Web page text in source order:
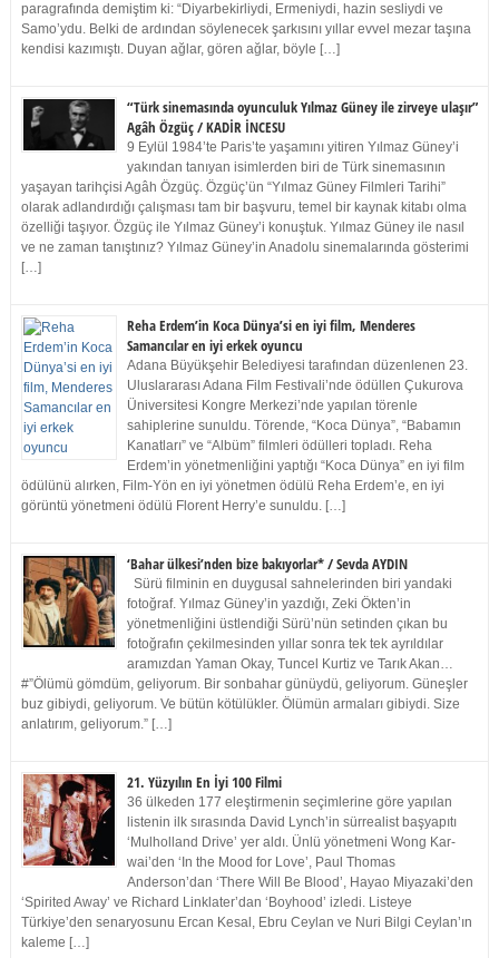
paragrafında demiştim ki: “Diyarbekirliydi, Ermeniydi, hazin sesliydi ve
Samo’ydu. Belki de ardından söylenecek şarkısını yıllar evvel mezar taşına
kendisi kazımıştı. Duyan ağlar, gören ağlar, böyle […]
“Türk sinemasında oyunculuk Yılmaz Güney ile zirveye ulaşır”
Agâh Özgüç / KADİR İNCESU
9 Eylül 1984’te Paris’te yaşamını yitiren Yılmaz Güney’i
yakından tanıyan isimlerden biri de Türk sinemasının
yaşayan tarihçisi Agâh Özgüç. Özgüç’ün “Yılmaz Güney Filmleri Tarihi”
olarak adlandırdığı çalışması tam bir başvuru, temel bir kaynak kitabı olma
özelliği taşıyor. Özgüç ile Yılmaz Güney’i konuştuk. Yılmaz Güney ile nasıl
ve ne zaman tanıştınız? Yılmaz Güney’in Anadolu sinemalarında gösterimi
[…]
Reha Erdem’in Koca Dünya’si en iyi film, Menderes
Samancılar en iyi erkek oyuncu
Adana Büyükşehir Belediyesi tarafından düzenlenen 23.
Uluslararası Adana Film Festivali’nde ödüllen Çukurova
Üniversitesi Kongre Merkezi’nde yapılan törenle
sahiplerine sunuldu. Törende, “Koca Dünya”, “Babamın
Kanatları” ve “Albüm” filmleri ödülleri topladı. Reha
Erdem’in yönetmenliğini yaptığı “Koca Dünya” en iyi film
ödülünü alırken, Film-Yön en iyi yönetmen ödülü Reha Erdem’e, en iyi
görüntü yönetmeni ödülü Florent Herry’e sunuldu. […]
‘Bahar ülkesi’nden bize bakıyorlar* / Sevda AYDIN
Sürü filminin en duygusal sahnelerinden biri yandaki
fotoğraf. Yılmaz Güney’in yazdığı, Zeki Ökten’in
yönetmenliğini üstlendiği Sürü’nün setinden çıkan bu
fotoğrafın çekilmesinden yıllar sonra tek tek ayrıldılar
aramızdan Yaman Okay, Tuncel Kurtiz ve Tarık Akan…
#”Ölümü gömdüm, geliyorum. Bir sonbahar günüydü, geliyorum. Güneşler
buz gibiydi, geliyorum. Ve bütün kötülükler. Ölümün armaları gibiydi. Size
anlatırım, geliyorum.” […]
21. Yüzyılın En İyi 100 Filmi
36 ülkeden 177 eleştirmenin seçimlerine göre yapılan
listenin ilk sırasında David Lynch’in sürrealist başyapıtı
‘Mulholland Drive’ yer aldı. Ünlü yönetmeni Wong Kar-
wai’den ‘In the Mood for Love’, Paul Thomas
Anderson’dan ‘There Will Be Blood’, Hayao Miyazaki’den
‘Spirited Away’ ve Richard Linklater’dan ‘Boyhood’ izledi. Listeye
Türkiye’den senaryosunu Ercan Kesal, Ebru Ceylan ve Nuri Bilgi Ceylan’ın
kaleme […]